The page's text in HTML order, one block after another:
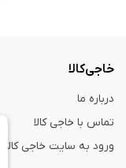
خاجی‌کالا
درباره ما
تماس با خاجی کالا
ورود به سایت خاجی‌ کالا